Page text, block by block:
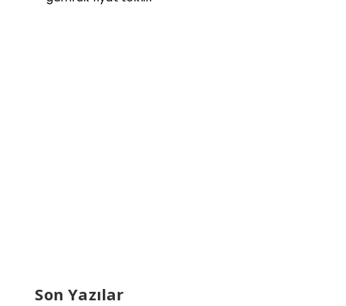
Son Yazılar